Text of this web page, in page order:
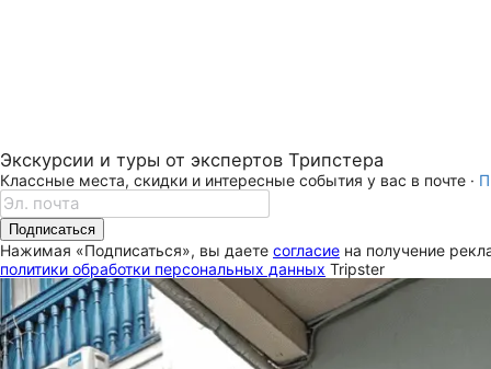
Экскурсии и туры от экспертов Трипстера
Классные места, скидки и интересные события у вас в почте ·
Подписаться
Нажимая «Подписаться», вы даете согласие на получение
политики обработки персональных данных Tripster